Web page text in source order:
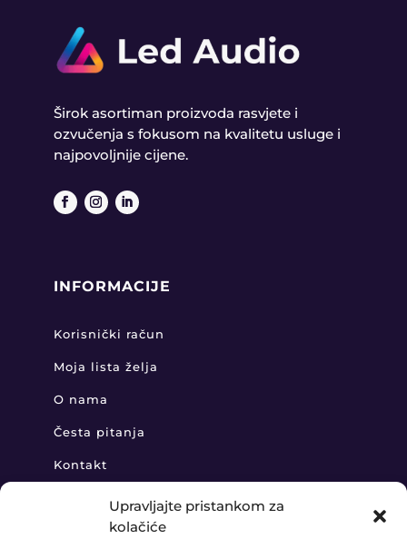
Upravljajte pristankom za
kolačiće
Širok asortiman proizvoda rasvjete i
ozvučenja s fokusom na kvalitetu usluge i
najpovoljnije cijene.
INFORMACIJE
Korisnički račun
Moja lista želja
O nama
Česta pitanja
Kontakt